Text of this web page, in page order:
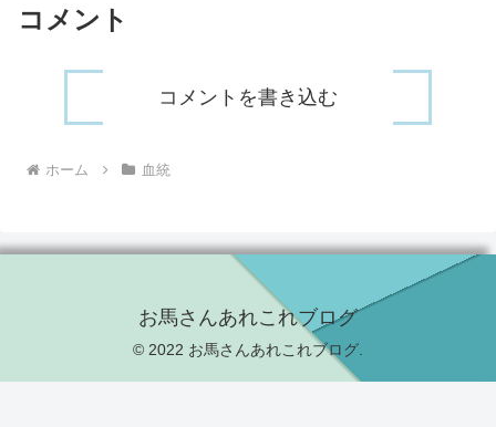
コメント
コメントを書き込む
ホーム 血統
お馬さんあれこれブログ
© 2022 お馬さんあれこれブログ.